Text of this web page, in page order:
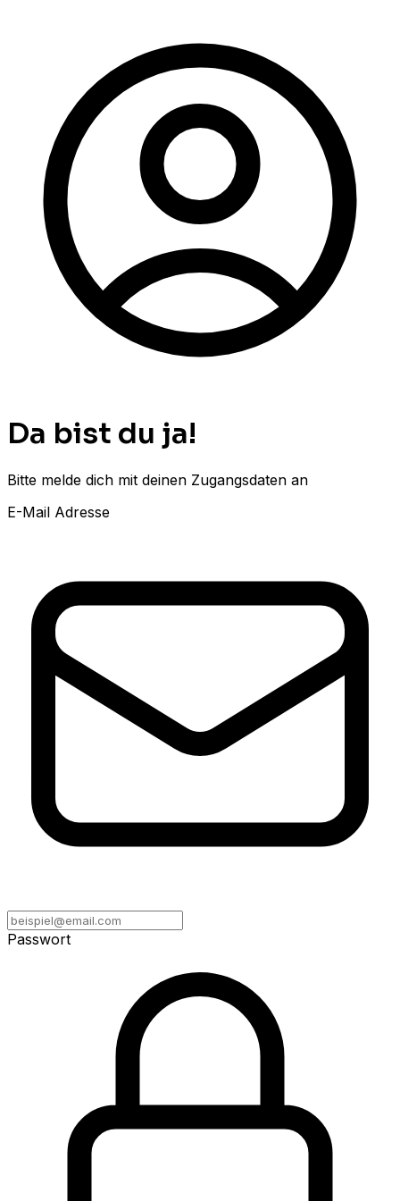
Da bist du ja!
Bitte melde dich mit deinen Zugangsdaten an
E-Mail Adresse
Passwort